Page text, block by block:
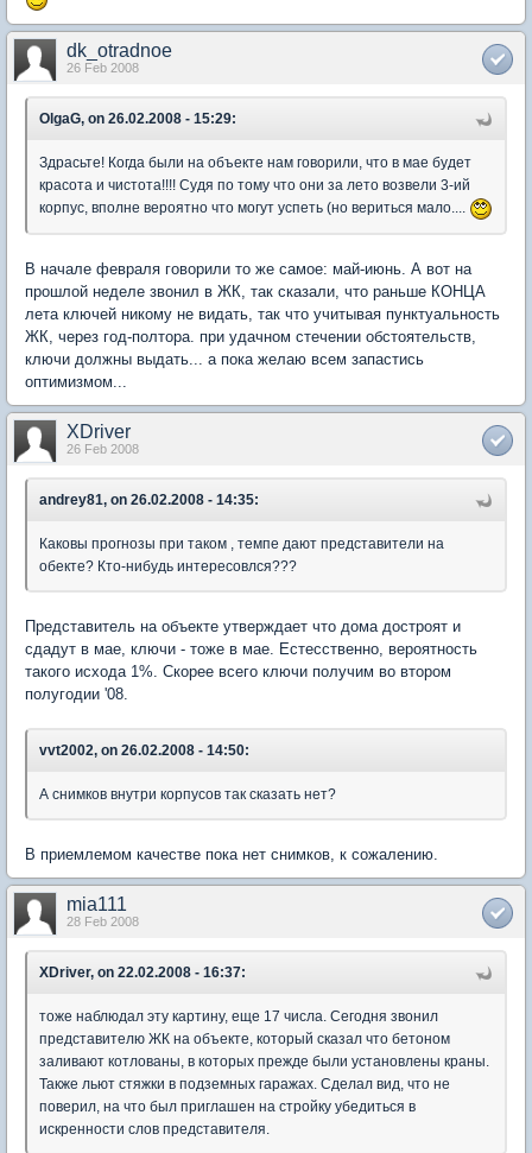
dk_otradnoe
26 Feb 2008
OlgaG, on 26.02.2008 - 15:29:
Здрасьте! Когда были на объекте нам говорили, что в мае будет
красота и чистота!!!! Судя по тому что они за лето возвели 3-ий
корпус, вполне вероятно что могут успеть (но вериться мало....
В начале февраля говорили то же самое: май-июнь. А вот на
прошлой неделе звонил в ЖК, так сказали, что раньше КОНЦА
лета ключей никому не видать, так что учитывая пунктуальность
ЖК, через год-полтора. при удачном стечении обстоятельств,
ключи должны выдать... а пока желаю всем запастись
оптимизмом...
XDriver
26 Feb 2008
andrey81, on 26.02.2008 - 14:35:
Каковы прогнозы при таком , темпе дают представители на
обекте? Кто-нибудь интересовлся???
Представитель на объекте утверждает что дома достроят и
сдадут в мае, ключи - тоже в мае. Естесственно, вероятность
такого исхода 1%. Скорее всего ключи получим во втором
полугодии '08.
vvt2002, on 26.02.2008 - 14:50:
А снимков внутри корпусов так сказать нет?
В приемлемом качестве пока нет снимков, к сожалению.
mia111
28 Feb 2008
XDriver, on 22.02.2008 - 16:37:
тоже наблюдал эту картину, еще 17 числа. Сегодня звонил
представителю ЖК на объекте, который сказал что бетоном
заливают котлованы, в которых прежде были установлены краны.
Также льют стяжки в подземных гаражах. Сделал вид, что не
поверил, на что был приглашен на стройку убедиться в
искренности слов представителя.